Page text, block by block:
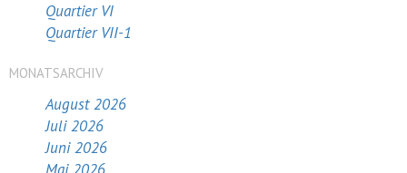
Quartier VI
Quartier VII-1
MONATSARCHIV
August 2026
Juli 2026
Juni 2026